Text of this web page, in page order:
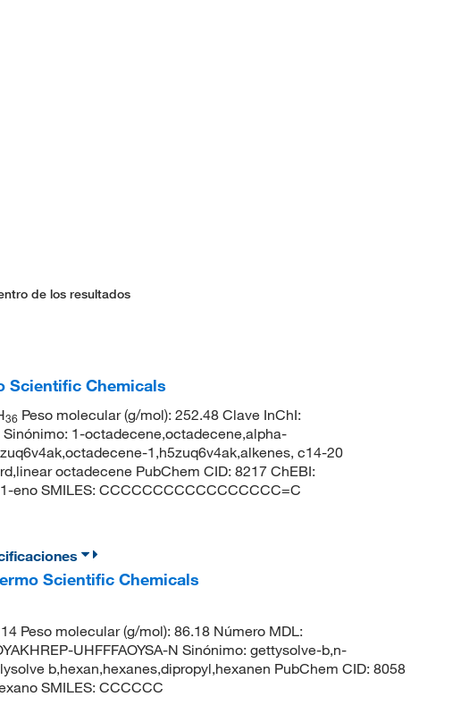
de los resultados
Scientific Chemicals
36Peso molecular (g/mol): 252.48 Clave InChI:
Sinónimo: 1-octadecene,octadecene,alpha-
1,h5zuq6v4ak,alkenes, c14-20
octadecene PubChem CID: 8217 ChEBI:
eno SMILES: CCCCCCCCCCCCCCCCC=C
Scientific Chemicals
Peso molecular (g/mol): 86.18 Número MDL:
UHFFFAOYSA-N Sinónimo: gettysolve-b,n-
b,hexan,hexanes,dipropyl,hexanen PubChem CID: 8058
SMILES: CCCCCC